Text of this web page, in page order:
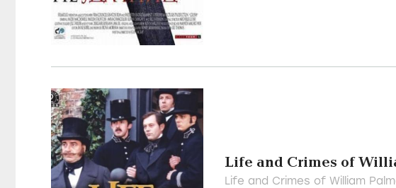
Life and Crimes of
Life and Crimes of William